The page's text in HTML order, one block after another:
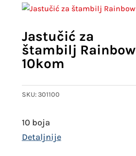
Jastučić za
štambilj Rainbow
10kom
SKU:301100
10 boja